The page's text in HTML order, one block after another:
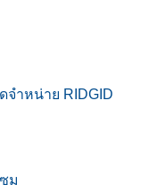
ำหน่าย RIDGID
ม